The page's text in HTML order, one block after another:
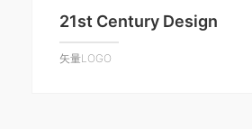
21st Century Design
矢量LOGO